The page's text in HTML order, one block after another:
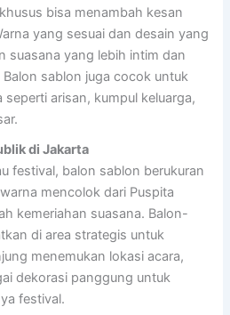
bisa menambah kesan
yang sesuai dan desain yang
suasana yang lebih intim dan
sablon juga cocok untuk
seperti arisan, kumpul keluarga,
di Jakarta
festival, balon sablon berukuran
mencolok dari Puspita
kemeriahan suasana. Balon-
di area strategis untuk
menemukan lokasi acara,
dekorasi panggung untuk
festival.